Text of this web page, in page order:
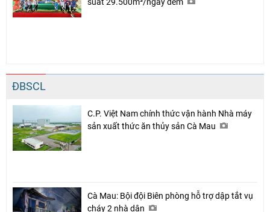
ĐBSCL
C.P. Việt Nam chính thức vận hành Nhà máy
sản xuất thức ăn thủy sản Cà Mau
Cà Mau: Bội đội Biên phòng hỗ trợ dập tắt vụ
cháy 2 nhà dân